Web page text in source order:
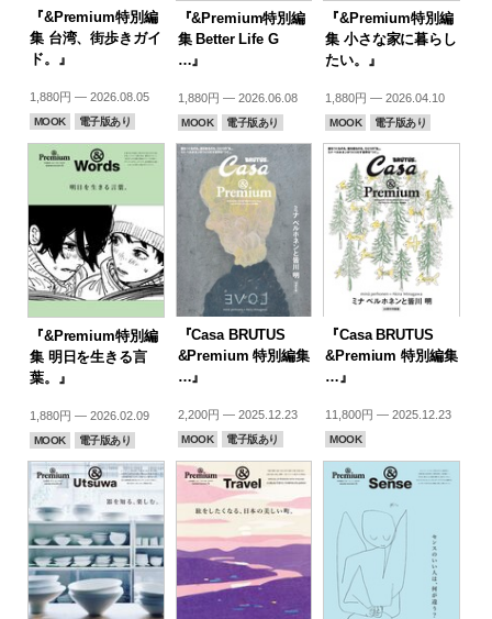
『&Premium特別編
集 台湾、街歩きガイ
ド。』
1,880円 — 2026.08.05
MOOK 電子版あり
『&Premium特別編
集 Better Life G
…』
1,880円 — 2026.06.08
MOOK 電子版あり
『&Premium特別編
集 小さな家に暮らし
たい。』
1,880円 — 2026.04.10
MOOK 電子版あり
『&Premium特別編
集 明日を生きる言
葉。』
1,880円 — 2026.02.09
MOOK 電子版あり
『Casa BRUTUS
&Premium 特別編集
…』
2,200円 — 2025.12.23
MOOK 電子版あり
『Casa BRUTUS
&Premium 特別編集
…』
11,800円 — 2025.12.23
MOOK